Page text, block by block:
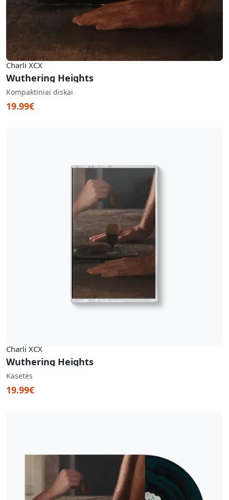
Charli XCX
Wuthering Heights
Kompaktiniai diskai
19.99€
Charli XCX
Wuthering Heights
Kasetės
19.99€